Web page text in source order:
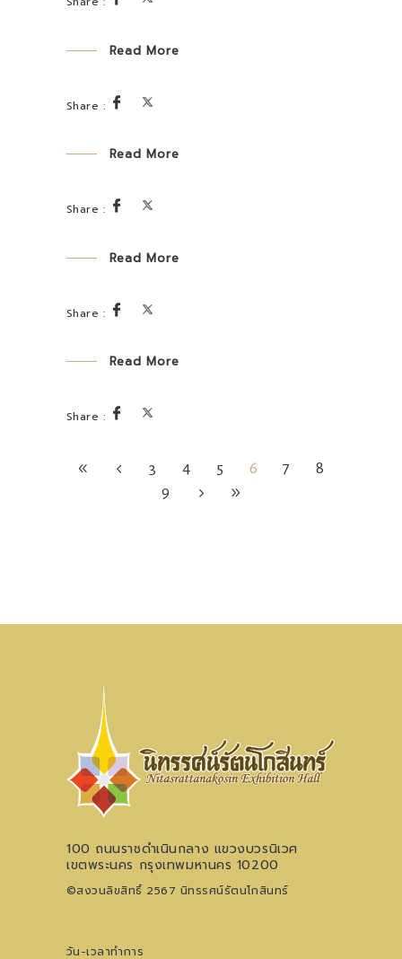
Read More
Read More
Read More
Read More
3 4 5 6 7
8
9
100 ถนนราชดำเนินกลาง แขวงบวรนิเวศ
เขตพระนคร กรุงเทพมหานคร 10200
©สงวนลิขสิทธิ์ 2567 นิทรรศน์รัตนโกสินทร์
วัน-เวลาทำการ